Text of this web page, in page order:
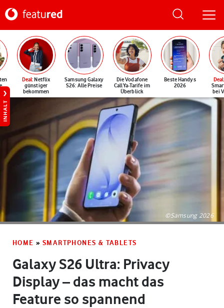
Deal: Netflix
günstiger
bekommen
Samsung Galaxy
S26: Alle Preise
Die Vodafone
CallYa-Tarife im
Überblick
Beste Handys
2026
Deal
bei
INHALT
©Samsung 2026
HOME » SMARTPHONES & TABLETS
Galaxy S26 Ultra: Privacy
Display – das macht das
Feature so spannend